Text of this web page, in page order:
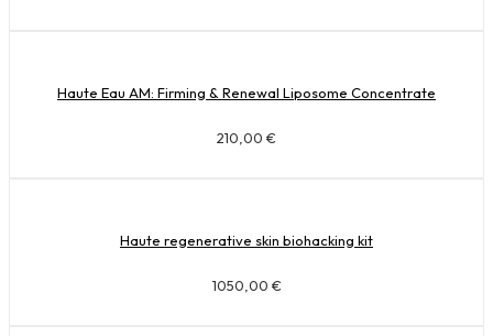
Haute Eau AM: Firming & Renewal Liposome Concentrate
210,00 €
Haute regenerative skin biohacking kit
1050,00 €